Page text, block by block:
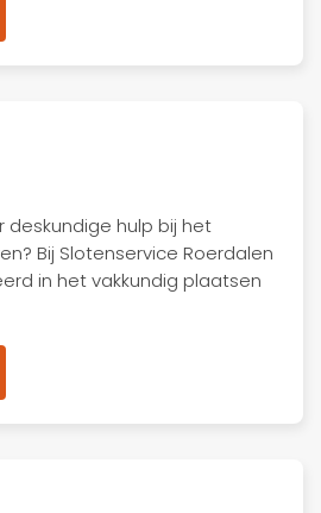
deskundige hulp bij het
Bij Slotenservice Roerdalen
in het vakkundig plaatsen